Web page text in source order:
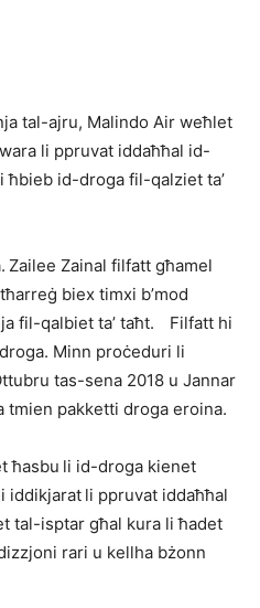
tal-ajru, Malindo Air weħlet
li ppruvat iddaħħal id-
ħbieb id-droga fil-qalziet ta’
Zailee Zainal filfatt għamel
biex timxi b’mod
fil-qalbiet ta’ taħt. Filfatt hi
Minn proċeduri li
tas-sena 2018 u Jannar
tmien pakketti droga eroina.
ħasbu li id-droga kienet
iddikjarat li ppruvat iddaħħal
tal-isptar għal kura li ħadet
rari u kellha bżonn